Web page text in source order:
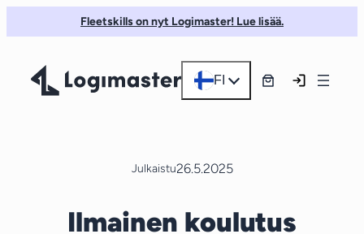
sisältöön
Fleetskills on nyt Logimaster! Lue lisää.
FI
Julkaistu26.5.2025
Ilmainen koulutus